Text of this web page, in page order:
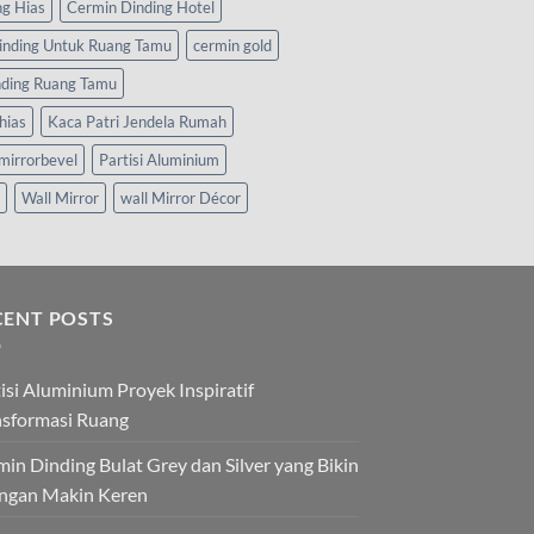
Hias
Cermin Dinding Hotel
Untuk Ruang Tamu
cermin gold
Ruang Tamu
Kaca Patri Jendela Rumah
mirrorbevel
Partisi Aluminium
Wall Mirror wall Mirror Décor
POSTS
Aluminium Proyek Inspiratif
Ruang
Dinding Bulat Grey dan Silver yang Bikin
Makin Keren